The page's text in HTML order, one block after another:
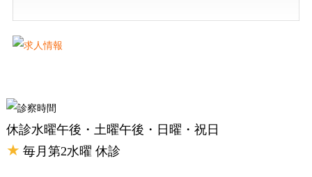
休診水曜午後・土曜午後・日曜・祝日
★ 毎月第2水曜 休診